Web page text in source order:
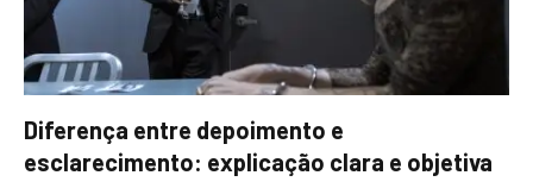
Diferença entre depoimento e
esclarecimento: explicação clara e objetiva